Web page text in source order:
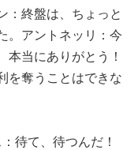
：終盤は、ちょっと
。アントネッリ：今
当にありがとう！
を奪うことはできな
待て、待つんだ！